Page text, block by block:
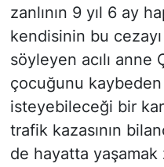
zanlının 9 yıl 6 ay
kendisinin bu cezayı
söyleyen acılı anne
çocuğunu
isteyebileceği bir
trafik kazasının
de hayatta yaşamak